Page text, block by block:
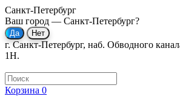
Санкт-Петербург
Ваш город — Санкт-Петербург?
г. Санкт-Петербург, наб. Обводного
1Н.
Корзина 0